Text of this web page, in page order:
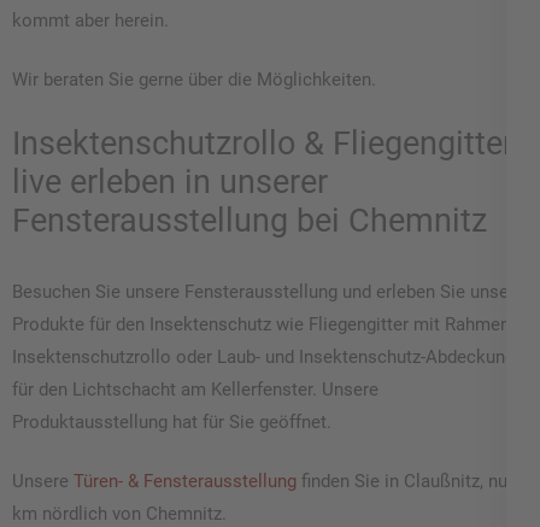
kommt aber herein.
Wir beraten Sie gerne über die Möglichkeiten.
Insektenschutzrollo & Fliegengitter
live erleben in unserer
Fensterausstellung bei Chemnitz
Besuchen Sie unsere Fensterausstellung und erleben Sie unsere
Produkte für den Insektenschutz wie Fliegengitter mit Rahmen,
Insektenschutzrollo oder Laub- und Insektenschutz-Abdeckung
für den Lichtschacht am Kellerfenster. Unsere
Produktausstellung hat für Sie geöffnet.
Unsere Türen- & Fensterausstellung finden Sie in Claußnitz, nur 8
km nördlich von Chemnitz.